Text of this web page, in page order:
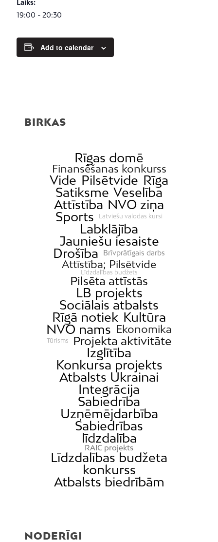
Laiks:
19:00 - 20:30
Add to calendar
BIRKAS
Rīgas domē
Finansēšanas konkurss
Vide Pilsētvide Rīga
Satiksme Veselība
Attīstība NVO ziņa
Sports
Latviešu valodas kursi
Labklājība
Jauniešu iesaiste
Drošība
Brīvprātīgais darbs
Attīstība; Pilsētvide
Līdzdalības budžets
Pilsēta attīstās
LB projekts
Sociālais atbalsts
Rīgā notiek Kultūra
NVO nams Ekonomika
Tūrisms Projekta aktivitāte
Izglītība
Konkursa projekts
Atbalsts Ukrainai
Integrācija
Sabiedrība
Uzņēmējdarbība
Sabiedrības
līdzdalība
RAIC projekts
Līdzdalības budžeta
konkurss
Atbalsts biedrībām
NODERĪGI